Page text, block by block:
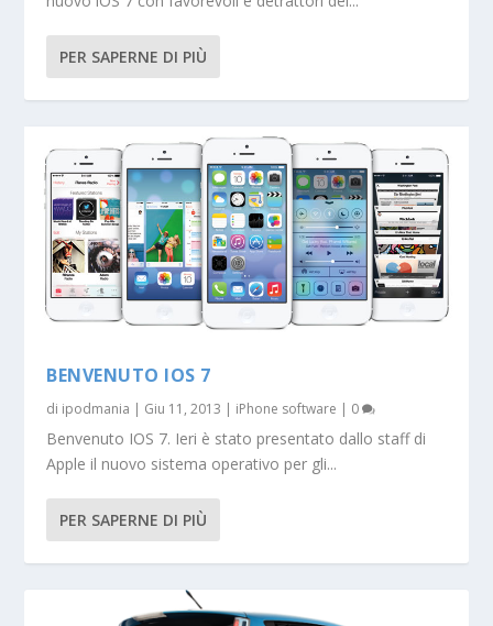
PER SAPERNE DI PIÙ
BENVENUTO IOS 7
di ipodmania Giu 11, 2013 iPhone software 0
Benvenuto IOS 7. Ieri è stato presentato dallo staff di
Apple il nuovo sistema operativo per gli...
PER SAPERNE DI PIÙ